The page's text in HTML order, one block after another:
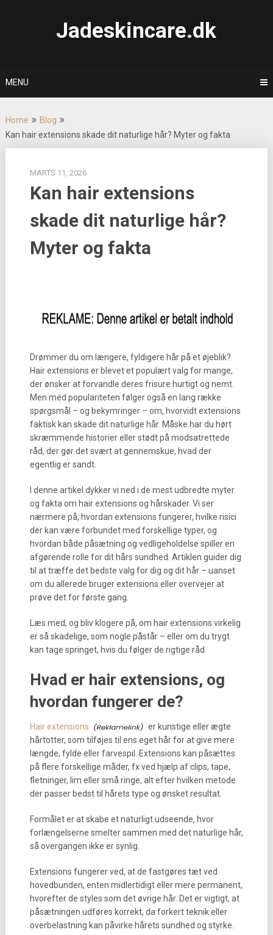
Jadeskincare.dk
MENU
Home
Blog
Kan hair extensions skade dit naturlige hår? Myter og fakta
MARTS 11, 2026
Kan hair extensions
skade dit naturlige hår?
Myter og fakta
Drømmer du om længere, fyldigere hår på et øjeblik?
Hair extensions er blevet et populært valg for mange,
der ønsker at forvandle deres frisure hurtigt og nemt.
Men med populariteten følger også en lang række
spørgsmål – og bekymringer – om, hvorvidt extensions
faktisk kan skade dit naturlige hår. Måske har du hørt
skræmmende historier eller stødt på modsatrettede
råd, der gør det svært at gennemskue, hvad der
egentlig er sandt.
I denne artikel dykker vi ned i de mest udbredte myter
og fakta om hair extensions og hårskader. Vi ser
nærmere på, hvordan extensions fungerer, hvilke risici
der kan være forbundet med forskellige typer, og
hvordan både påsætning og vedligeholdelse spiller en
afgørende rolle for dit hårs sundhed. Artiklen guider dig
til at træffe det bedste valg for dig og dit hår – uanset
om du allerede bruger extensions eller overvejer at
prøve det for første gang.
Læs med, og bliv klogere på, om hair extensions virkelig
er så skadelige, som nogle påstår – eller om du trygt
kan tage springet, hvis du følger de rigtige råd.
Hvad er hair extensions, og
hvordan fungerer de?
Hair extensions
er kunstige eller ægte
hårtotter, som tilføjes til ens eget hår for at give mere
længde, fylde eller farvespil. Extensions kan påsættes
på flere forskellige måder, fx ved hjælp af clips, tape,
fletninger, lim eller små ringe, alt efter hvilken metode
der passer bedst til hårets type og ønsket resultat.
Formålet er at skabe et naturligt udseende, hvor
forlængelserne smelter sammen med det naturlige hår,
så overgangen ikke er synlig.
Extensions fungerer ved, at de fastgøres tæt ved
hovedbunden, enten midlertidigt eller mere permanent,
hvorefter de styles som det øvrige hår. Det er vigtigt, at
påsætningen udføres korrekt, da forkert teknik eller
overbelastning kan påvirke hårets sundhed og styrke.